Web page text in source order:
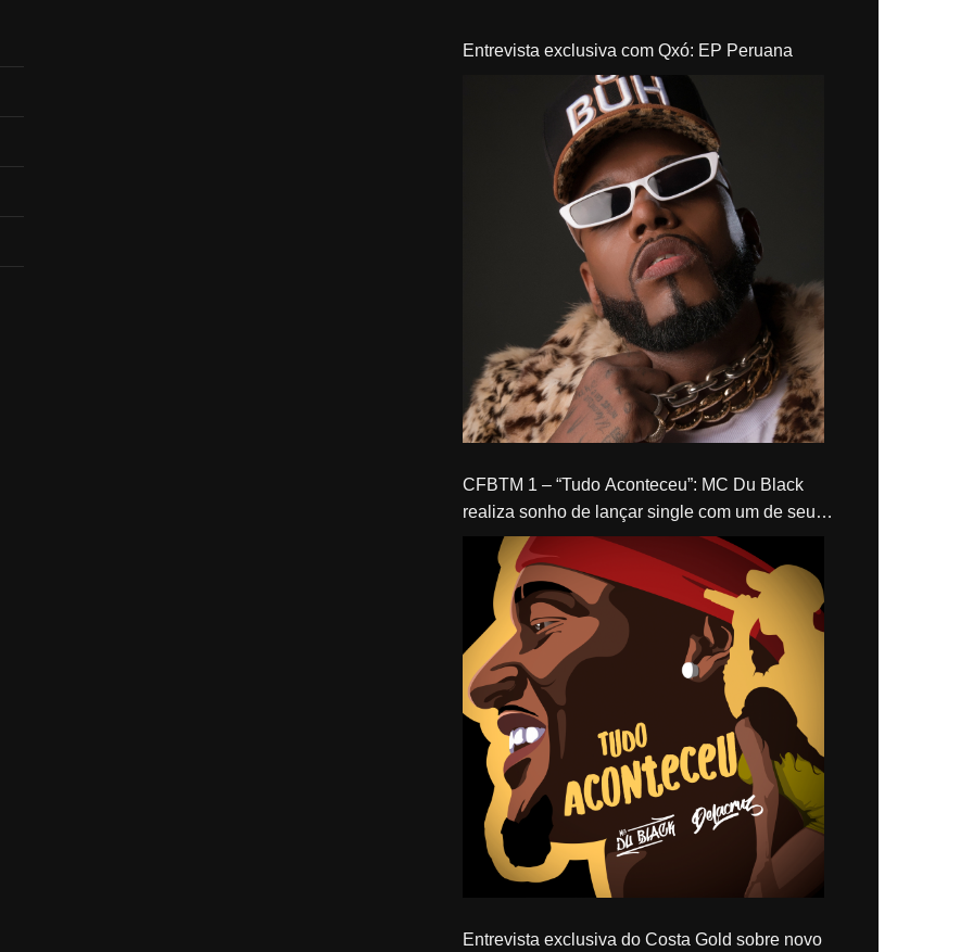
Entrevista exclusiva com Qxó: EP Peruana
CFBTM 1 – “Tudo Aconteceu”: MC Du Black
realiza sonho de lançar single com um de seus
ídolos, Delacruz
Entrevista exclusiva do Costa Gold sobre novo